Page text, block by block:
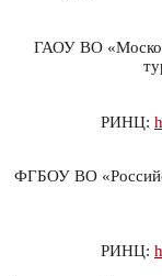
ГАОУ ВО
РИНЦ:
ФГБОУ ВО
РИНЦ: